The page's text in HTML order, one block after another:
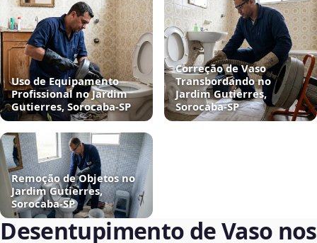
Uso de Equipamento
Profissional no Jardim
Gutierres, Sorocaba‑SP
Correção de Vaso
Transbordando no
Jardim Gutierres,
Sorocaba‑SP
Remoção de Objetos no
Jardim Gutierres,
Sorocaba‑SP
Desentupimento de Vaso nos